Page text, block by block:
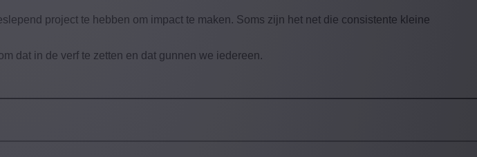
project te hebben om impact te maken. Soms zijn het net die consistente kleine
dat in de verf te zetten en dat gunnen we iedereen.